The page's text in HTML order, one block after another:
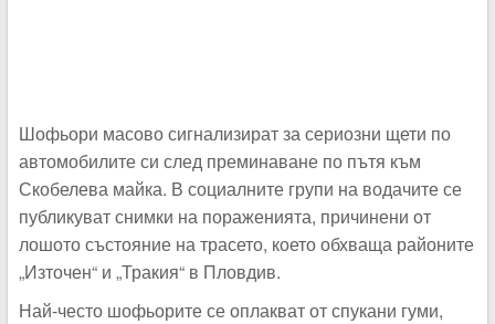
Шофьори масово сигнализират за сериозни щети по
автомобилите си след преминаване по пътя към
Скобелева майка. В социалните групи на водачите се
публикуват снимки на пораженията, причинени от
лошото състояние на трасето, което обхваща районите
„Източен“ и „Тракия“ в Пловдив.
Най-често шофьорите се оплакват от спукани гуми,